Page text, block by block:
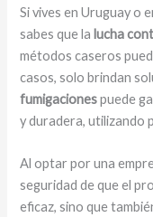
Si vives en Uruguay o
sabes que la lucha
métodos caseros
casos, solo brindan
fumigacionespuede
y duradera, utilizando
Al optar por una
seguridad de que el
eficaz, sino que